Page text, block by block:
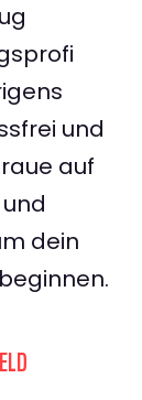
und
auf
dein